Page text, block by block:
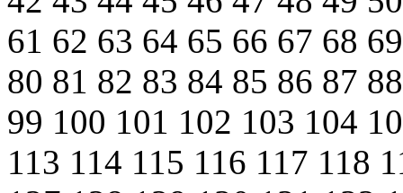
61 62 63 64 65 66 67 68
80 81 82 83 84 85 86 87
99 100 101 102 103 104
113 114 115 116 117 118